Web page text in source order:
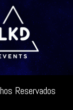
Reservados